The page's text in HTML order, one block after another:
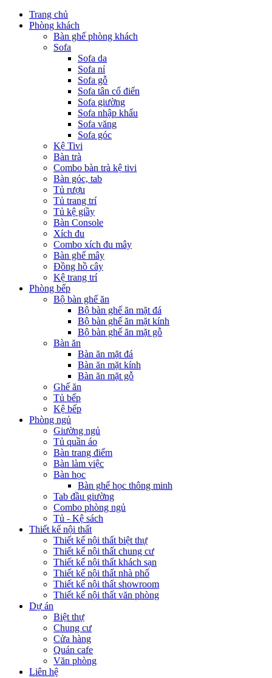
Trang chủ
Phòng khách
Bàn ghế phòng khách
Sofa
Sofa da
Sofa nỉ
Sofa gỗ
Sofa tân cổ điển
Sofa giường
Sofa nhập khẩu
Sofa văng
Sofa góc
Kệ Tivi
Bàn trà
Combo bàn trà kệ tivi
Bàn góc, tab
Tủ rượu
Tủ trang trí
Tủ kệ giầy
Bàn Console
Xích đu
Combo xích đu mây
Bàn ghế mây
Đồng hồ cây
Kệ trang trí
Phòng bếp
Bộ bàn ghế ăn
Bộ bàn ghế ăn mặt đá
Bộ bàn ghế ăn mặt kính
Bộ bàn ghế ăn mặt gỗ
Bàn ăn
Bàn ăn mặt đá
Bàn ăn mặt kính
Bàn ăn mặt gỗ
Ghế ăn
Tủ bếp
Kệ bếp
Phòng ngủ
Giường ngủ
Tủ quần áo
Bàn trang điểm
Bàn làm việc
Bàn học
Bàn ghế học thông minh
Tab đầu giường
Combo phòng ngủ
Tủ - Kệ sách
Thiết kế nội thất
Thiết kế nội thất biệt thự
Thiết kế nội thất chung cư
Thiết kế nội thất khách sạn
Thiết kế nội thất nhà phố
Thiết kế nội thất showroom
Thiết kế nội thất văn phòng
Dự án
Biệt thự
Chung cư
Cửa hàng
Quán cafe
Văn phòng
Liên hệ